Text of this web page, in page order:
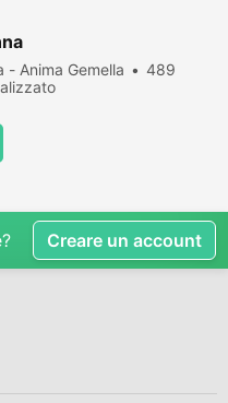
- Anima Gemella
489
Creare un account